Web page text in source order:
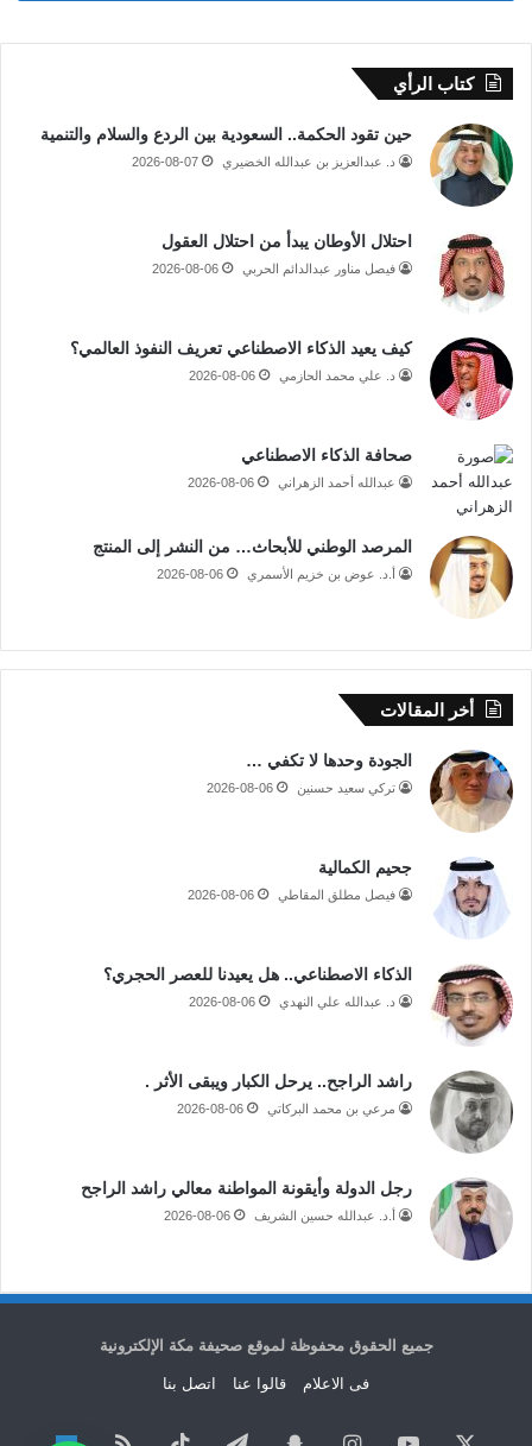
كتاب الرأي
حين تقود الحكمة.. السعودية بين الردع والسلام والتنمية
د. عبدالعزيز بن عبدالله الخضيري 2026-08-07
احتلال الأوطان يبدأ من احتلال العقول
فيصل مناور عبدالدائم الحربي 2026-08-06
كيف يعيد الذكاء الاصطناعي تعريف النفوذ العالمي؟
د. علي محمد الحازمي 2026-08-06
صحافة الذكاء الاصطناعي
عبدالله أحمد الزهراني 2026-08-06
المرصد الوطني للأبحاث… من النشر إلى المنتج
أ.د. عوض بن خزيم الأسمري 2026-08-06
أخر المقالات
الجودة وحدها لا تكفي …
تركي سعيد حسنين 2026-08-06
جحيم الكمالية
فيصل مطلق المقاطي 2026-08-06
الذكاء الاصطناعي.. هل يعيدنا للعصر الحجري؟
د. عبدالله علي النهدي 2026-08-06
راشد الراجح.. يرحل الكبار ويبقى الأثر .
مرعي بن محمد البركاتي 2026-08-06
رجل الدولة وأيقونة المواطنة معالي راشد الراجح
أ.د. عبدالله حسين الشريف 2026-08-06
جميع الحقوق محفوظة لموقع صحيفة مكة الإلكترونية
فى الاعلام قالوا عنا اتصل بنا